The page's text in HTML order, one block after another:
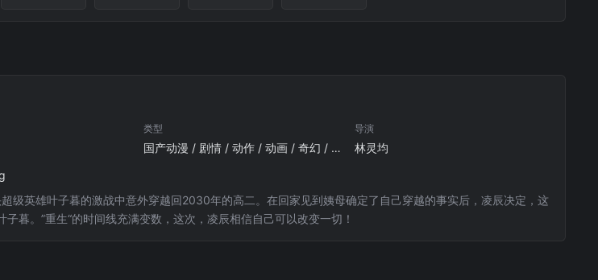
类型
国产动漫 / 剧情 / 动作 / 动画 / 奇幻 / 冒险 / 动漫
导演
林灵均
级英雄叶子暮的激战中意外穿越回2030年的高二。在回家见到姨母确定了自己穿越的事实后，凌辰决定，这
暮。”重生“的时间线充满变数，这次，凌辰相信自己可以改变一切！